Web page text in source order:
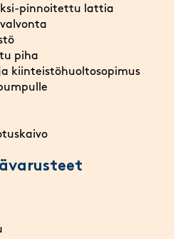
pinnoitettu lattia
piha
kiinteistöhuoltosopimus